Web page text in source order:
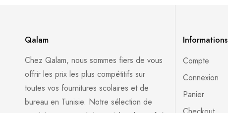
Qalam
Chez Qalam, nous sommes fiers de vous
offrir les prix les plus compétitifs sur
toutes vos fournitures scolaires et de
bureau en Tunisie. Notre sélection de
Informations
Compte
Connexion
Panier